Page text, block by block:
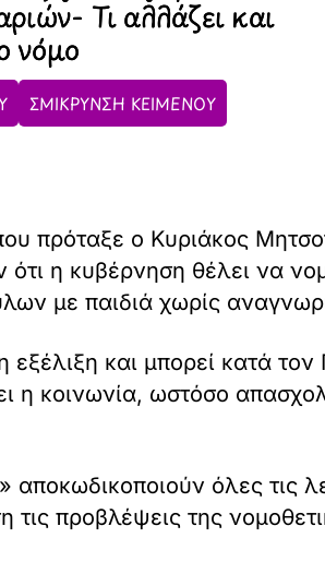
Τι αλλάζει και
νόμο
ΣΜΙΚΡΥΝΣΗ ΚΕΙΜΕΝΟΥ
πρόταξε ο Κυριάκος
ότι η κυβέρνηση θέλει να
με παιδιά χωρίς
εξέλιξη και μπορεί κατά
η κοινωνία, ωστόσο
όλες τις
προβλέψεις της